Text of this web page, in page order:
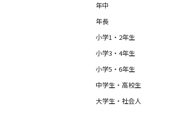
年中
年長
小学1・2年生
小学3・4年生
小学5・6年生
中学生・高校生
大学生・社会人